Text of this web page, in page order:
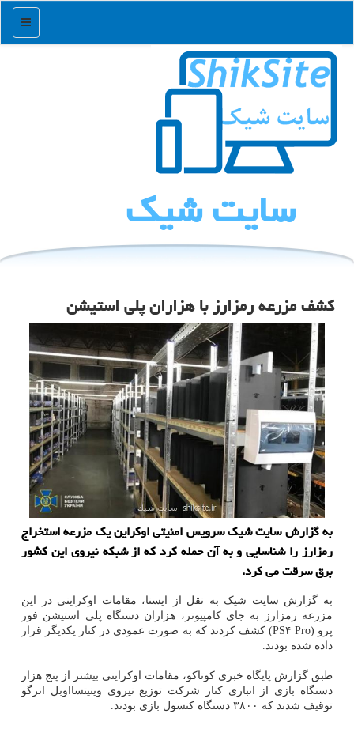
منو
سایت شیك
كشف مزرعه رمزارز با هزاران پلی استیشن
به گزارش سایت شیک سرویس امنیتی اوکراین یک مزرعه استخراج
رمزارز را شناسایی و به آن حمله کرد که از شبکه نیروی این کشور
برق سرقت می کرد.
به گزارش سایت شیک به نقل از ایسنا، مقامات اوکراینی در این
مزرعه رمزارز به جای کامپیوتر، هزاران دستگاه پلی استیشن فور
پرو (PS۴ Pro) کشف کردند که به صورت عمودی در کنار یکدیگر قرار
داده شده بودند.
طبق گزارش پایگاه خبری کوتاکو، مقامات اوکراینی بیشتر از پنج هزار
دستگاه بازی از انباری کنار شرکت توزیع نیروی وینیتسااوبل انرگو
توقیف شدند که ۳۸۰۰ دستگاه کنسول بازی بودند.